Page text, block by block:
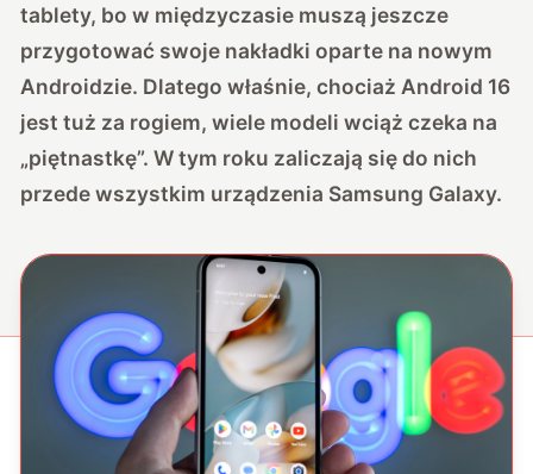
tablety, bo w międzyczasie muszą jeszcze
przygotować swoje nakładki oparte na nowym
Androidzie. Dlatego właśnie, chociaż Android 16
jest tuż za rogiem, wiele modeli wciąż czeka na
„piętnastkę”. W tym roku zaliczają się do nich
przede wszystkim urządzenia Samsung Galaxy.